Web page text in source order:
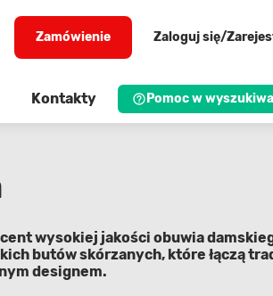
Zamówienie Zaloguj się/
Kontakty Pomoc w
wysokiej jakości obuwia
butów skórzanych, które łączą
designem.